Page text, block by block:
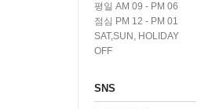
평일 AM 09 - PM 06
점심 PM 12 - PM 01
SAT,SUN, HOLIDAY
OFF
SNS